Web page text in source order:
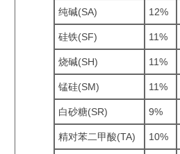
纯碱(SA) 12%
硅铁(SF) 11%
烧碱(SH) 11%
锰硅(SM) 11%
白砂糖(SR) 9%
精对苯二甲酸(TA) 10%